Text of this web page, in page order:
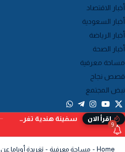
الاقتصاد
السعودية
الرياضة
الصحة
معرفية
نجاح
المجتمع
إقرأ الان سفينة هندية تغرق قبالة سواحل اليمن بعد تعرضها للإصابة بمقذوف
9
Home مساحة معرفية تغريدة أوباما